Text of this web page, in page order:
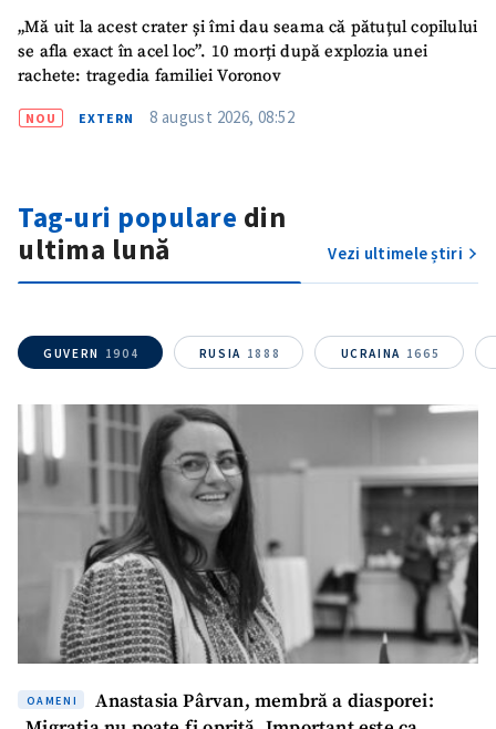
„Mă uit la acest crater și îmi dau seama că pătuțul copilului
se afla exact în acel loc”. 10 morți după explozia unei
rachete: tragedia familiei Voronov
NOU EXTERN 8 august 2026, 08:52
Tag-uri populare din
ultima lună
Vezi ultimele știri
GUVERN 1904 RUSIA 1888 UCRAINA 1665
OAMENI
Anastasia Pârvan, membră a diasporei: